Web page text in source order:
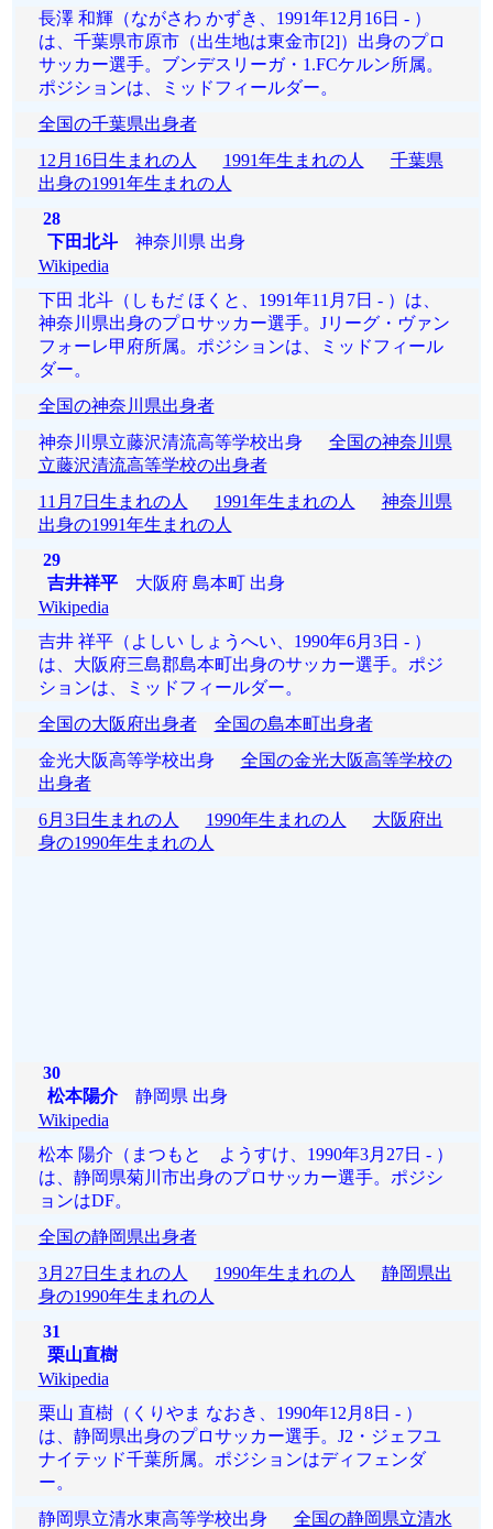
長澤 和輝（ながさわ かずき、1991年12月16日 - ）
は、千葉県市原市（出生地は東金市[2]）出身のプロ
サッカー選手。ブンデスリーガ・1.FCケルン所属。
ポジションは、ミッドフィールダー。
全国の千葉県出身者
12月16日生まれの人
1991年生まれの人
千葉県
出身の1991年生まれの人
28
下田北斗神奈川県 出身
Wikipedia
下田 北斗（しもだ ほくと、1991年11月7日 - ）は、
神奈川県出身のプロサッカー選手。Jリーグ・ヴァン
フォーレ甲府所属。ポジションは、ミッドフィール
ダー。
全国の神奈川県出身者
神奈川県立藤沢清流高等学校出身 全国の神奈川県
立藤沢清流高等学校の出身者
11月7日生まれの人
1991年生まれの人
神奈川県
出身の1991年生まれの人
29
吉井祥平大阪府 島本町 出身
Wikipedia
吉井 祥平（よしい しょうへい、1990年6月3日 - ）
は、大阪府三島郡島本町出身のサッカー選手。ポジ
ションは、ミッドフィールダー。
全国の大阪府出身者
全国の島本町出身者
金光大阪高等学校出身 全国の金光大阪高等学校の
出身者
6月3日生まれの人
1990年生まれの人
大阪府出
身の1990年生まれの人
30
松本陽介静岡県 出身
Wikipedia
松本 陽介（まつもと ようすけ、1990年3月27日 - ）
は、静岡県菊川市出身のプロサッカー選手。ポジシ
ョンはDF。
全国の静岡県出身者
3月27日生まれの人
1990年生まれの人
静岡県出
身の1990年生まれの人
31
栗山直樹
Wikipedia
栗山 直樹（くりやま なおき、1990年12月8日 - ）
は、静岡県出身のプロサッカー選手。J2・ジェフユ
ナイテッド千葉所属。ポジションはディフェンダ
ー。
静岡県立清水東高等学校出身 全国の静岡県立清水